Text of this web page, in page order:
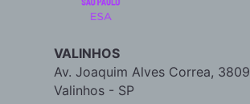
VALINHOS
Av. Joaquim Alves Correa, 3809
Valinhos - SP